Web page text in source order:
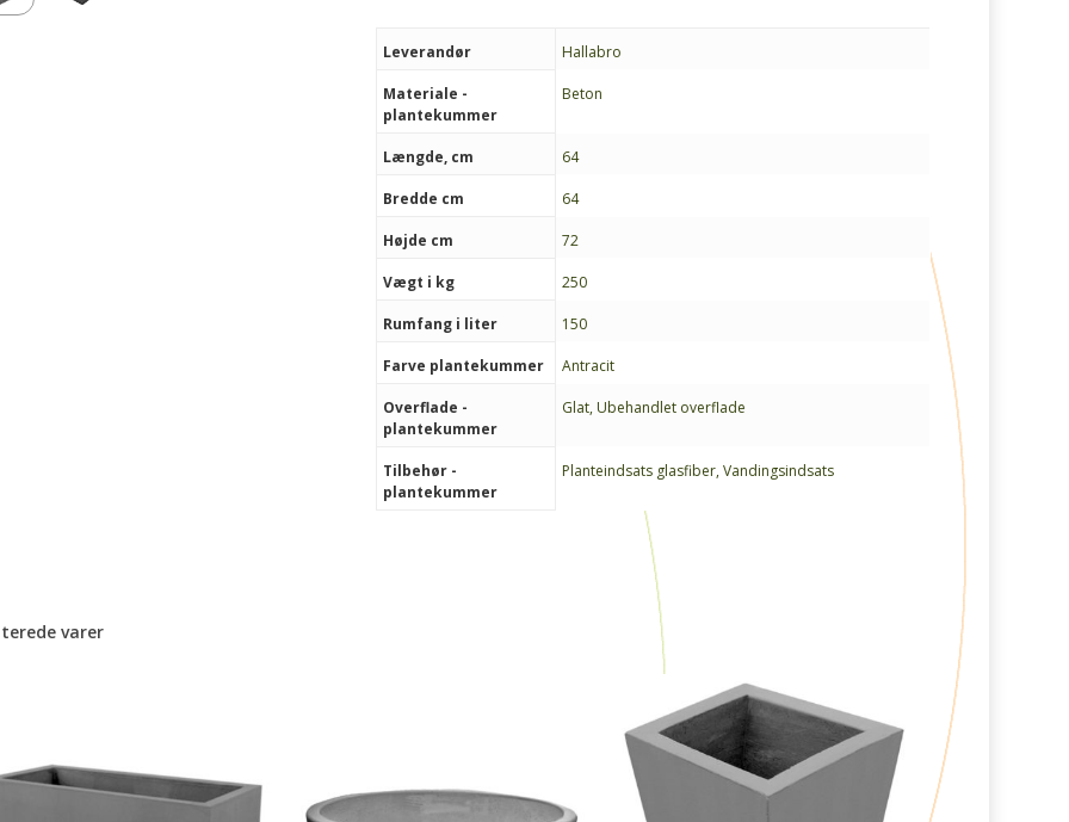
Leverandør Hallabro
Materiale -
plantekummer
Beton
Længde, cm 64
Bredde cm 64
Højde cm 72
Vægt i kg 250
Rumfang i liter 150
Farve plantekummer Antracit
Overflade -
plantekummer
Glat, Ubehandlet overflade
Tilbehør -
plantekummer
Planteindsats glasfiber, Vandingsindsats
varer